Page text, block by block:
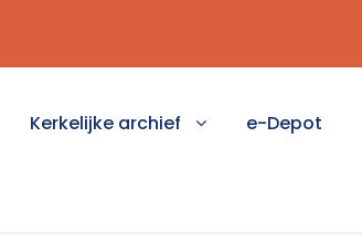
Kerkelijke archief e-Depot